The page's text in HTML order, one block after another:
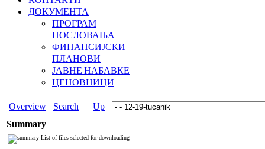
ДОКУМЕНТА
ПРОГРАМ
ПОСЛОВАЊА
ФИНАНСИЈСКИ
ПЛАНОВИ
ЈАВНЕ НАБАВКЕ
ЦЕНОВНИЦИ
Overview Search
Up
Summary
List of files selected for downloading